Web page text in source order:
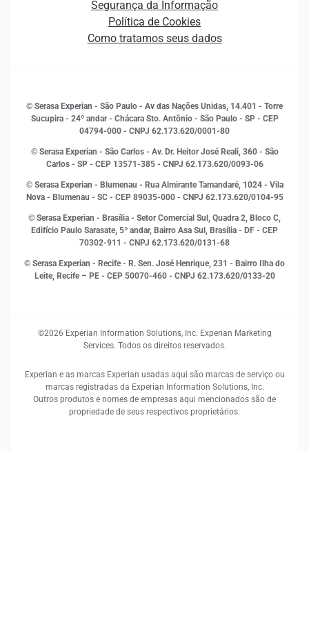
Empreendedorismo
Estudos e Pesquisas
Inovação e Tecnologia
Leis e impostos
Marketing
Open Finance
Proteção de Dados
Sustentabilidade Corporativa
Sala de Imprensa
Segurança da Informação
Política de Cookies
Como tratamos seus dados
© Serasa Experian - São Paulo - Av das Nações Unidas, 14.401 - Torre
Sucupira - 24º andar - Chácara Sto. Antônio - São Paulo - SP - CEP
04794-000 - CNPJ 62.173.620/0001-80
© Serasa Experian - São Carlos - Av. Dr. Heitor José Reali, 360 - São
Carlos - SP - CEP 13571-385 - CNPJ 62.173.620/0093-06
© Serasa Experian - Blumenau - Rua Almirante Tamandaré, 1024 - Vila
Nova - Blumenau - SC - CEP 89035-000 - CNPJ 62.173.620/0104-95
© Serasa Experian - Brasília - Setor Comercial Sul, Quadra 2, Bloco C,
Edifício Paulo Sarasate, 5º andar, Bairro Asa Sul, Brasília - DF - CEP
70302-911 - CNPJ 62.173.620/0131-68
© Serasa Experian - Recife - R. Sen. José Henrique, 231 - Bairro Ilha do
Leite, Recife – PE - CEP 50070-460 - CNPJ 62.173.620/0133-20
©2026 Experian Information Solutions, Inc. Experian Marketing
Services. Todos os direitos reservados.
Experian e as marcas Experian usadas aqui são marcas de serviço ou
marcas registradas da Experian Information Solutions, Inc.
Outros produtos e nomes de empresas aqui mencionados são de
propriedade de seus respectivos proprietários.